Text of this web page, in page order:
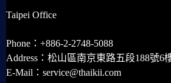
Taipei Office
Phone：+886-2-2748-5088
Address：松山區南京東路五段188號6
E-Mail：service@thaikii.com